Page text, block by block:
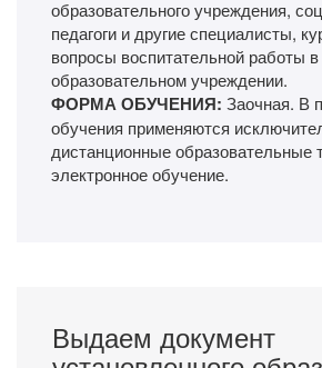
образовательного учреждения,
педагоги и другие специалисты,
вопросы воспитательной работы в
образовательном учреждении.
ФОРМА ОБУЧЕНИЯ: Заочная. В
обучения применяются
дистанционные образовательные
электронное обучение.
Выдаем документ